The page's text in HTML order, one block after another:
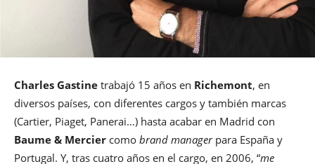
Charles Gastine trabajó 15 años en Richemont, en
diversos países, con diferentes cargos y también marcas
(Cartier, Piaget, Panerai…) hasta acabar en Madrid con
Baume & Mercier como brand manager para España y
Portugal. Y, tras cuatro años en el cargo, en 2006, “me